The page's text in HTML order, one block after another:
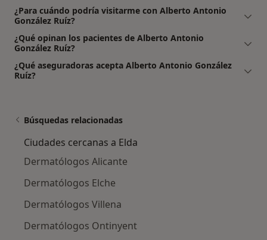
¿Para cuándo podría visitarme con Alberto Antonio
González Ruíz?
¿Qué opinan los pacientes de Alberto Antonio
González Ruíz?
¿Qué aseguradoras acepta Alberto Antonio González
Ruíz?
Búsquedas relacionadas
Ciudades cercanas a Elda
Dermatólogos Alicante
Dermatólogos Elche
Dermatólogos Villena
Dermatólogos Ontinyent